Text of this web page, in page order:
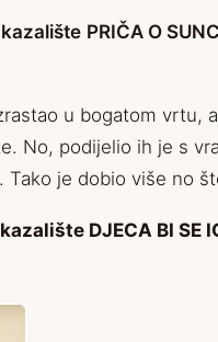
PRIČA O
u bogatom vrtu,
No, podijelio ih je s
Tako je dobio više no
DJECA BI SE